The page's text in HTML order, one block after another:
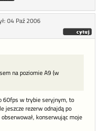
04 Paź 2006
na poziomie A9 (w
60fps w trybie seryjnym, to
jeszcze rezerw odnajdą po
konserwując moje